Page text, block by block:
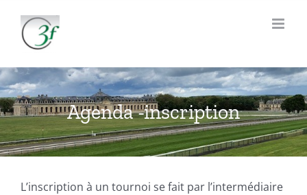
contenu
Agenda -inscription
L’inscription à un tournoi se fait par l’intermédiaire